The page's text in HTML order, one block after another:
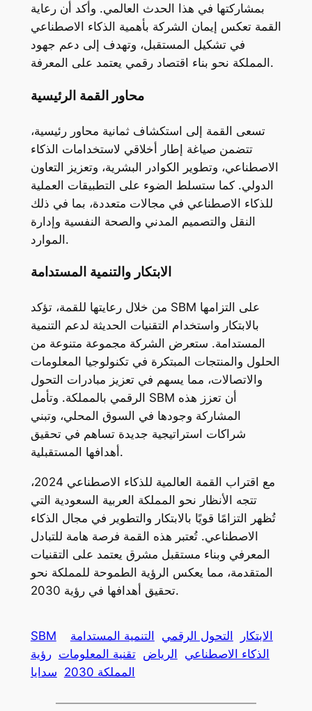
بمشاركتها في هذا الحدث العالمي. وأكد أن رعاية
القمة تعكس إيمان الشركة بأهمية الذكاء الاصطناعي
في تشكيل المستقبل، وتهدف إلى دعم جهود
المملكة نحو بناء اقتصاد رقمي يعتمد على المعرفة.
محاور القمة الرئيسية
تسعى القمة إلى استكشاف ثمانية محاور رئيسية،
تتضمن صياغة إطار أخلاقي لاستخدامات الذكاء
الاصطناعي، وتطوير الكوادر البشرية، وتعزيز التعاون
الدولي. كما ستسلط الضوء على التطبيقات العملية
للذكاء الاصطناعي في مجالات متعددة، بما في ذلك
النقل والتصميم المدني والصحة النفسية وإدارة
الموارد.
الابتكار والتنمية المستدامة
من خلال رعايتها للقمة، تؤكد SBM على التزامها
بالابتكار واستخدام التقنيات الحديثة لدعم التنمية
المستدامة. ستعرض الشركة مجموعة متنوعة من
الحلول والمنتجات المبتكرة في تكنولوجيا المعلومات
والاتصالات، مما يسهم في تعزيز مبادرات التحول
الرقمي بالمملكة. وتأمل SBM أن تعزز هذه
المشاركة وجودها في السوق المحلي، وتبني
شراكات استراتيجية جديدة تساهم في تحقيق
أهدافها المستقبلية.
مع اقتراب القمة العالمية للذكاء الاصطناعي 2024،
تتجه الأنظار نحو المملكة العربية السعودية التي
تُظهر التزامًا قويًا بالابتكار والتطوير في مجال الذكاء
الاصطناعي. تُعتبر هذه القمة فرصة هامة للتبادل
المعرفي وبناء مستقبل مشرق يعتمد على التقنيات
المتقدمة، مما يعكس الرؤية الطموحة للمملكة نحو
تحقيق أهدافها في رؤية 2030.
SBM الابتكار التحول الرقمي التنمية المستدامة
الذكاء الاصطناعي الرياض تقنية المعلومات رؤية
المملكة 2030
سدايا